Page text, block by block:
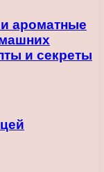
ароматные
и секреты